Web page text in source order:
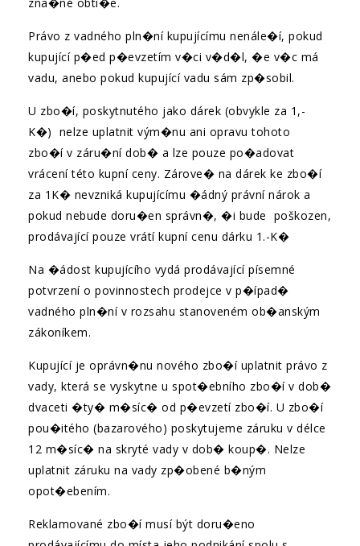
Právo z vadného pln�ní kupujícímu nenále�í, pokud
kupující p�ed p�evzetím v�ci v�d�l, �e v�c má
vadu, anebo pokud kupující vadu sám zp�sobil.
U zbo�í, poskytnutého jako dárek (obvykle za 1,-
K�) nelze uplatnit vým�nu ani opravu tohoto
zbo�í v záru�ní dob� a lze pouze po�adovat
vrácení této kupní ceny. Zárove� na dárek ke zbo�í
za 1K� nevzniká kupujícímu �ádný právní nárok a
pokud nebude doru�en správn�, �i bude poškozen,
prodávající pouze vrátí kupní cenu dárku 1.-K�
Na �ádost kupujícího vydá prodávající písemné
potvrzení o povinnostech prodejce v p�ípad�
vadného pln�ní v rozsahu stanoveném ob�anským
zákoníkem.
Kupující je oprávn�nu nového zbo�í uplatnit právo z
vady, která se vyskytne u spot�ebního zbo�í v dob�
dvaceti �ty� m�síc� od p�evzetí zbo�í. U zbo�í
pou�itého (bazarového) poskytujeme záruku v délce
12 m�síc� na skryté vady v dob� koup�. Nelze
uplatnit záruku na vady zp�obené b�ným
opot�ebením.
Reklamované zbo�í musí být doru�eno